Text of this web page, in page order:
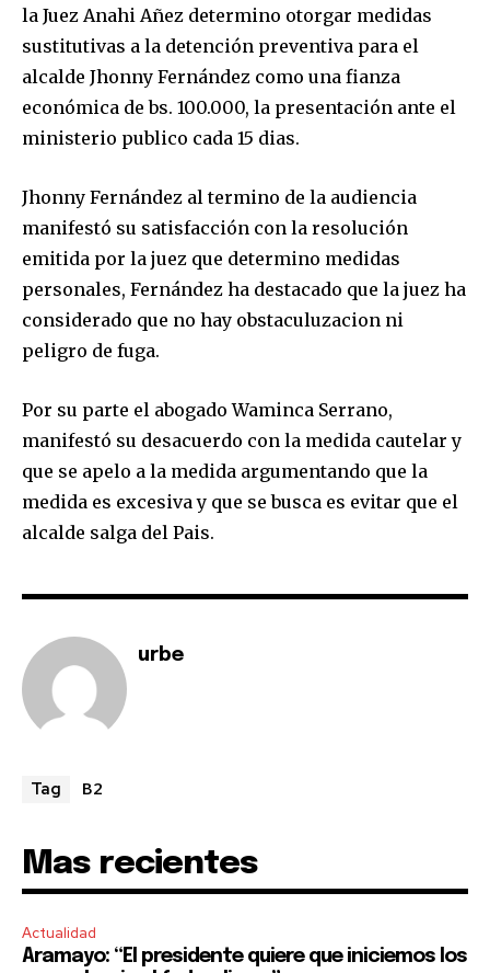
Join our community of
SUBSCRIBERS and be part of the
conversation.
or click the subscribe button below. Don't worry, we respect
la Juez Anahi Añez determino otorgar medidas
sustitutivas a la detención preventiva para el
alcalde Jhonny Fernández como una fianza
económica de bs. 100.000, la presentación ante el
ministerio publico cada 15 dias.
Jhonny Fernández al termino de la audiencia
manifestó su satisfacción con la resolución
emitida por la juez que determino medidas
personales, Fernández ha destacado que la juez ha
considerado que no hay obstaculuzacion ni
peligro de fuga.
Por su parte el abogado Waminca Serrano,
manifestó su desacuerdo con la medida cautelar y
que se apelo a la medida argumentando que la
medida es excesiva y que se busca es evitar que el
alcalde salga del Pais.
urbe
Tag B2
Mas recientes
Actualidad
Aramayo: “El presidente quiere que iniciemos los